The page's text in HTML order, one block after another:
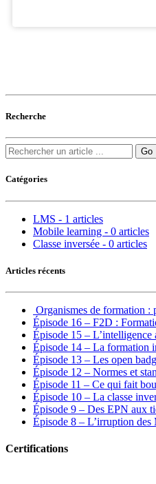
Recherche
Catégories
LMS - 1 articles
Mobile learning - 0 articles
Classe inversée - 0 articles
Articles récents
Organismes de formation :
Épisode 16 – F2D :
Épisode 15 –
Épisode 14 – La formation
Épisode 13 – Les open
Épisode 12 – Normes et
Épisode 11 – Ce qui fait
Épisode 10 – La classe
Épisode 9 – Des EPN aux
Épisode 8 – L’irruption
Certifications